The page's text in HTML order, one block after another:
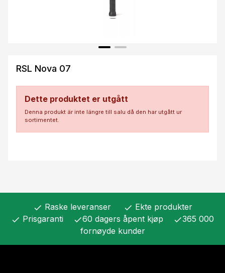
RSL Nova 07
Dette produktet er utgått
Denna produkt är inte längre till salu då den har utgått ur
sortimentet.
check Raske leveranser check Ekte produkter
check Prisgaranti check60 dagers åpent kjøp check365 000
fornøyde kunder